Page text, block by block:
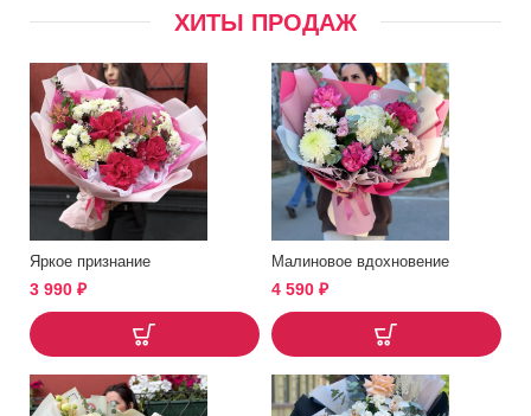
ХИТЫ ПРОДАЖ
Яркое признание
3 990 ₽
Малиновое вдохновение
4 590 ₽